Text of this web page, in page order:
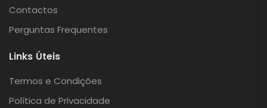
Contactos
Perguntas Frequentes
Links Úteis
Termos e Condições
Política de Privacidade